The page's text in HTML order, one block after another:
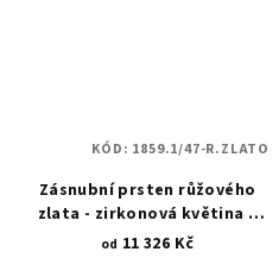
Zásnubní prsten růžového
zlata - zirkonová květina s
lístečky 1859.1
od 11 326 Kč
KÓD: 1859.1/47-R.ZLATO